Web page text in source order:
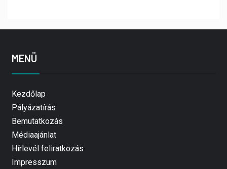
MENÜ
Kezdőlap
Pályázatírás
Bemutatkozás
Médiaajánlat
Hírlevél feliratkozás
Impresszum